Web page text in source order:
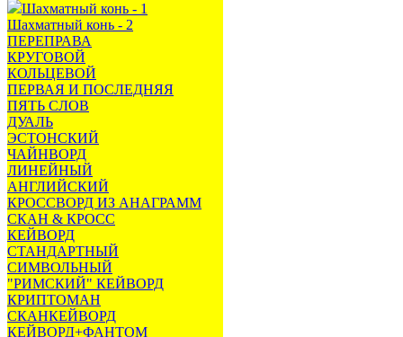
Шахматный конь - 1
Шахматный конь - 2
ПЕРЕПРАВА
КРУГОВОЙ
КОЛЬЦЕВОЙ
ПЕРВАЯ И ПОСЛЕДНЯЯ
ПЯТЬ СЛОВ
ДУАЛЬ
ЭСТОНСКИЙ
ЧАЙНВОРД
ЛИНЕЙНЫЙ
АНГЛИЙСКИЙ
КРОССВОРД ИЗ АНАГРАММ
СКАН & КРОСС
КЕЙВОРД
СТАНДАРТНЫЙ
СИМВОЛЬНЫЙ
"РИМСКИЙ" КЕЙВОРД
КРИПТОМАН
СКАНКЕЙВОРД
КЕЙВОРД+ФАНТОМ